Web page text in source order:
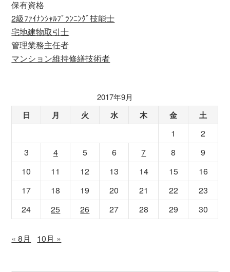
保有資格
2級ﾌｧｲﾅﾝｼｬﾙﾌﾟﾗﾝﾆﾝｸﾞ技能士
宅地建物取引士
管理業務主任者
マンション維持修繕技術者
2017年9月
日 月 火 水 木 金 土
1
2
3
4 5 6 7 8
9
10
11 12 13 14 15
16
17
18 19 20 21 22
23
24
25 26 27 28 29 30
« 8月 10月 »